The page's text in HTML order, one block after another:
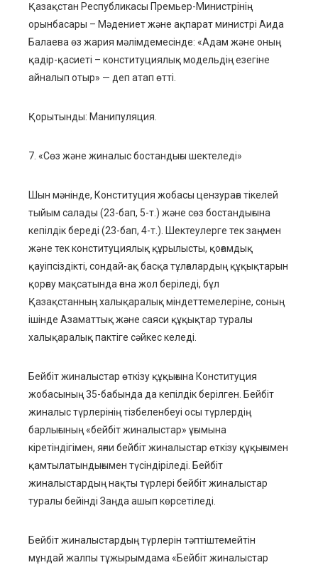
Қазақстан Республикасы Премьер-Министрінің
орынбасары – Мәдениет және ақпарат министрі Аида
Балаева өз жария мәлімдемесінде: «Адам және оның
қадір-қасиеті – конституциялық модельдің езегіне
айналып отыр» — деп атап өтті.
Қорытынды: Манипуляция.
7. «Сөз және жиналыс бостандығы шектеледі»
Шын мәнінде, Конституция жобасы цензураға тікелей
тыйым салады (23-бап, 5-т.) және сөз бостандығына
кепілдік береді (23-бап, 4-т.). Шектеулерге тек заңмен
және тек конституциялық құрылысты, қоғамдық
қауіпсіздікті, сондай-ақ басқа тұлғалардың құқықтарын
қорғау мақсатында ғана жол беріледі, бұл
Қазақстанның халықаралық міндеттемелеріне, соның
ішінде Азаматтық және саяси құқықтар туралы
халықаралық пактіге сәйкес келеді.
Бейбіт жиналыстар өткізу құқығына Конституция
жобасының 35-бабында да кепілдік берілген. Бейбіт
жиналыс түрлерінің тізбеленбеуі осы түрлердің
барлығының «бейбіт жиналыстар» ұғымына
кіретіндігімен, яғни бейбіт жиналыстар өткізу құқығымен
қамтылатындығымен түсіндіріледі. Бейбіт
жиналыстардың нақты түрлері бейбіт жиналыстар
туралы бейінді Заңда ашып көрсетіледі.
Бейбіт жиналыстардың түрлерін тәптіштемейтін
мұндай жалпы тұжырымдама «Бейбіт жиналыстар